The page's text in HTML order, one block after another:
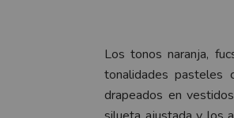
Los tonos naranja,
tonalidades pasteles
drapeados en